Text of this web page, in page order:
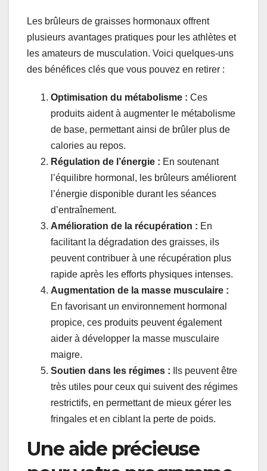
Les brûleurs de graisses hormonaux offrent
plusieurs avantages pratiques pour les athlètes et
les amateurs de musculation. Voici quelques-uns
des bénéfices clés que vous pouvez en retirer :
Optimisation du métabolisme : Ces
produits aident à augmenter le métabolisme
de base, permettant ainsi de brûler plus de
calories au repos.
Régulation de l’énergie : En soutenant
l’équilibre hormonal, les brûleurs améliorent
l’énergie disponible durant les séances
d’entraînement.
Amélioration de la récupération : En
facilitant la dégradation des graisses, ils
peuvent contribuer à une récupération plus
rapide après les efforts physiques intenses.
Augmentation de la masse musculaire :
En favorisant un environnement hormonal
propice, ces produits peuvent également
aider à développer la masse musculaire
maigre.
Soutien dans les régimes : Ils peuvent être
très utiles pour ceux qui suivent des régimes
restrictifs, en permettant de mieux gérer les
fringales et en ciblant la perte de poids.
Une aide précieuse